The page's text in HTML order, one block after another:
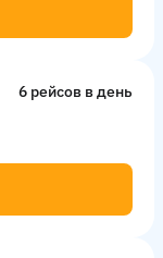
6 рейсов в день